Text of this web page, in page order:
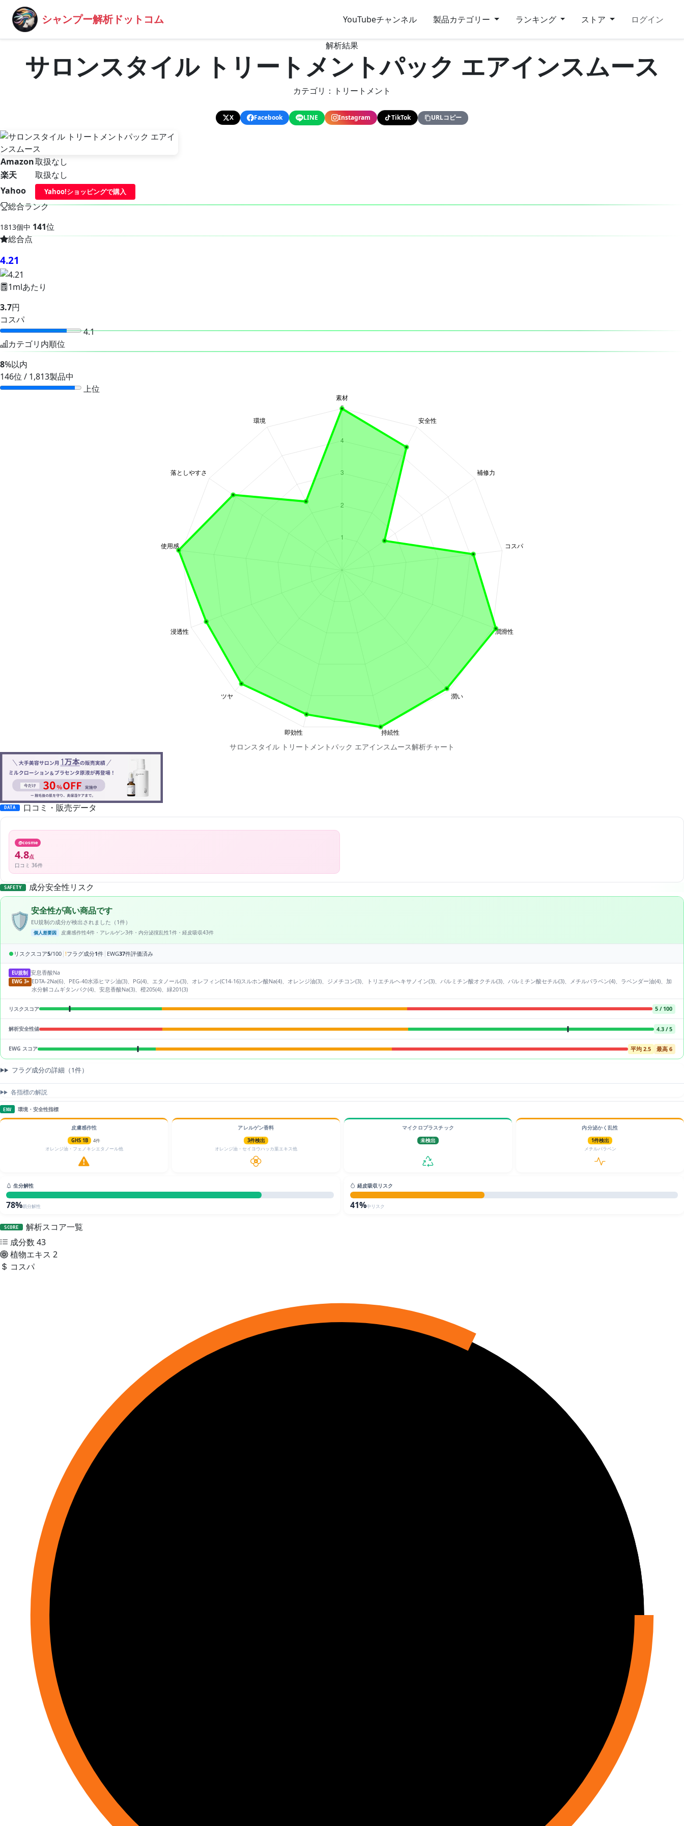
シャンプー解析ドットコム YouTubeチャンネル 製品カテゴリー ランキング ストア ログイン
解析結果
サロンスタイル トリートメントパック エアインスムース
カテゴリ：トリートメント
X Facebook LINE Instagram TikTok URLコピー
Amazon取扱なし
楽天
取扱なし
Yahoo
Yahoo!ショッピングで購入
総合ランク
1813個中 141位
総合点
4.21
1mlあたり
3.7円
コスパ
4.1
カテゴリ内順位
8%以内
146位 / 1,813製品中
上位
サロンスタイル トリートメントパック エアインスムース解析チャート
DATA 口コミ・販売データ
@cosme
4.8点
口コミ 36件
SAFETY 成分安全性リスク
🛡️安全性が高い商品です
EU規制の成分が検出されました（1件）
個人差要因 皮膚感作性4件・アレルゲン3件・内分泌撹乱性1件・経皮吸収43件
● リスクスコア5/100 | !フラグ成分1件 | EWG37件評価済み
EU規制 安息香酸Na
EWG 3+ EDTA-2Na(6)、PEG-40水添ヒマシ油(3)、PG(4)、エタノール(3)、オレフィン(C14-16)スルホン酸Na(4)、オレンジ油(3)、ジメチコン(3)、トリエチルヘキサノイン(3)、パルミチン酸オクチル(3)、パルミチン酸セチル(3)、メチルパラベン(4)、ラベンダー油(4)、加
水分解コムギタンパク(4)、安息香酸Na(3)、橙205(4)、緑201(3)
リスクスコア 5 / 100
解析安全性値 4.3 / 5
EWG スコア 平均 2.5 最高 6
フラグ成分の詳細（1件）
各指標の解説
ENV 環境・安全性指標
皮膚感作性
GHS 1B
4件
オレンジ油・フェノキシエタノール他
アレルゲン香料
3件検出
オレンジ油・セイヨウハッカ葉エキス他
マイクロプラスチック
未検出
内分泌かく乱性
1件検出
メチルパラベン
生分解性
78%易分解性
経皮吸収リスク
41%中リスク
SCORE
解析スコア一覧
成分数 43
植物エキス 2
コスパ